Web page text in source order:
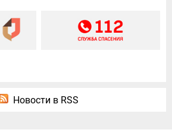
Новости в RSS